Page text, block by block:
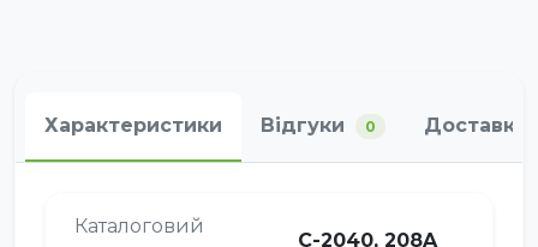
Характеристики Відгуки 0 Доставка
Каталоговий
C-2040, 208A